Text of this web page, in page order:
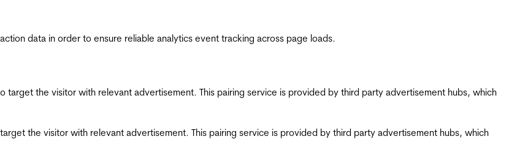
data in order to ensure reliable analytics event tracking across page loads.
target the visitor with relevant advertisement. This pairing service is provided by third party advertisement hubs, which
the visitor with relevant advertisement. This pairing service is provided by third party advertisement hubs, which